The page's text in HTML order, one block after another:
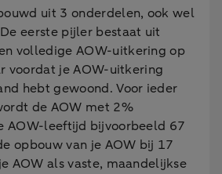
uit 3 onderdelen, ook wel
eerste pijler bestaat uit
volledige AOW-uitkering op
voordat je AOW-uitkering
hebt gewoond. Voor ieder
de AOW met 2%
AOW-leeftijd bijvoorbeeld 67
opbouw van je AOW bij 17
AOW als vaste, maandelijkse